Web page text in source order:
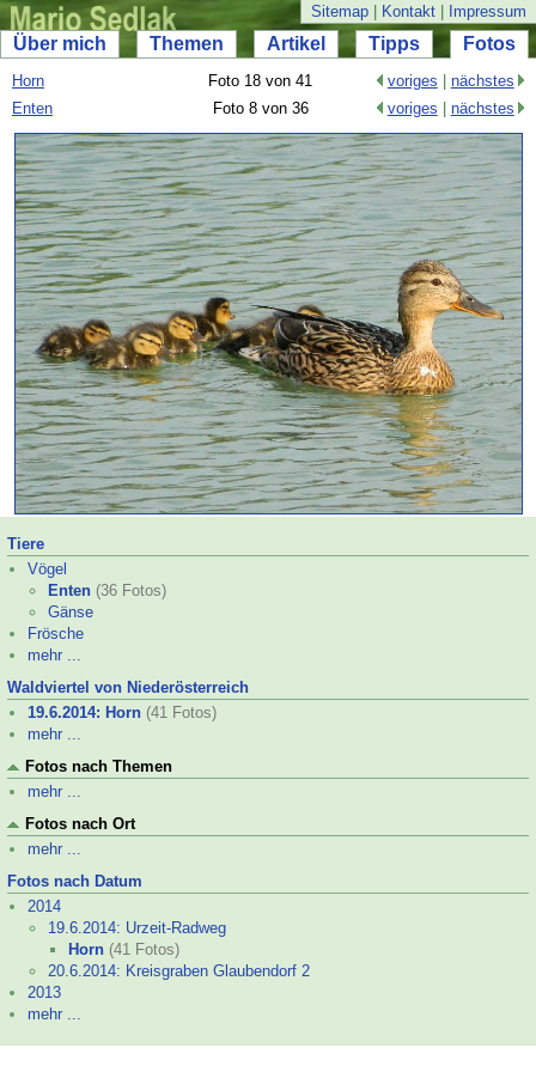
Sitemap Kontakt Impressum
Über mich Themen Artikel Tipps Fotos
Horn Foto 18 von 41 voriges
nächstes
Enten
Foto 8 von 36 voriges nächstes
Tiere
Vögel
Enten (36 Fotos)
Gänse
Frösche
mehr ...
Waldviertel von Niederösterreich
19.6.2014: Horn (41 Fotos)
mehr ...
Fotos nach Themen
mehr ...
Fotos nach Ort
mehr ...
Fotos nach Datum
2014
19.6.2014: Urzeit-Radweg
Horn (41 Fotos)
20.6.2014: Kreisgraben Glaubendorf 2
2013
mehr ...